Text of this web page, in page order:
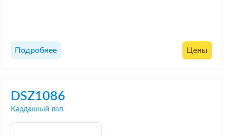
Подробнее Цены
DSZ1086
Карданный вал